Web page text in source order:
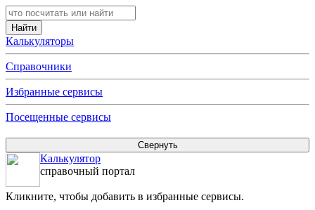
Калькуляторы
Справочники
Избранные сервисы
Посещенные сервисы
Калькулятор
справочный портал
Кликните, чтобы добавить в избранные сервисы.